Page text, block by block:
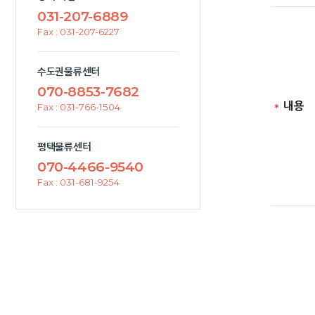
031-207-6889
Fax : 031-207-6227
수도권물류센터
070-8853-7682
Fax : 031-766-1504
평택물류센터
070-4466-9540
Fax : 031-681-9254
내용